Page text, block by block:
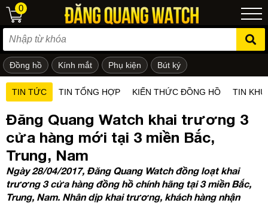
em
0
Đồng hồ Kính mắt Phụ kiện Bút ký
TIN TỨC TIN TỔNG HỢP KIẾN THỨC ĐỒNG HỒ TIN
Đăng Quang Watch khai trương 3
cửa hàng mới tại 3 miền Bắc,
Trung, Nam
Ngày 28/04/2017, Đăng Quang Watch đồng loạt khai
trương 3 cửa hàng đồng hồ chính hãng tại 3 miền Bắc,
Trung, Nam. Nhân dịp khai trương, khách hàng nhận